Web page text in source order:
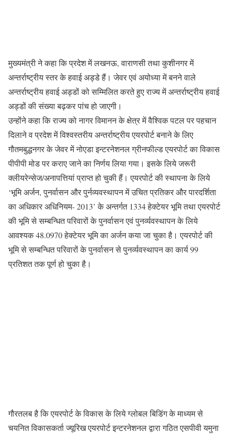
मुख्यमंत्री ने कहा कि प्रदेश में लखनऊ, वाराणसी तथा कुशीनगर में
अन्तर्राष्ट्रीय स्तर के हवाई अड्डे हैं। जेवर एवं अयोध्या में बनने वाले
अन्तर्राष्ट्रीय हवाई अड्डों को सम्मिलित करते हुए राज्य में अन्तर्राष्ट्रीय हवाई
अड्डों की संख्या बढ़कर पांच हो जाएगी।
उन्होंने कहा कि राज्य को नागर विमानन के क्षेत्र में वैश्विक पटल पर पहचान
दिलाने व प्रदेश में विश्वस्तरीय अन्तर्राष्ट्रीय एयरपोर्ट बनाने के लिए
गौतमबुद्धनगर के जेवर में नोएडा इन्टरनेशनल ग्रीनफील्ड एयरपोर्ट का विकास
पीपीपी मोड पर कराए जाने का निर्णय लिया गया। इसके लिये जरूरी
क्लीयरेन्सेज/अनापत्तियां प्राप्त हो चुकी हैं। एयरपोर्ट की स्थापना के लिये
‘भूमि अर्जन, पुनर्वासन और पुर्नव्यवस्थापन में उचित प्रतिकर और पारदर्शिता
का अधिकार अधिनियम- 2013’ के अन्तर्गत 1334 हेक्टेयर भूमि तथा एयरपोर्ट
की भूमि से सम्बन्धित परिवारों के पुनर्वासन एवं पुनर्व्यवस्थापन के लिये
आवश्यक 48.0970 हेक्टेयर भूमि का अर्जन कया जा चुका है। एयरपोर्ट की
भूमि से सम्बन्धित परिवारों के पुनर्वासन से पुनर्व्यवस्थापन का कार्य 99
प्रतिशत तक पूर्ण हो चुका है।
गौरतलब है कि एयरपोर्ट के विकास के लिये ग्लोबल बिडिंग के माध्यम से
चयनित विकासकर्ता ज्यूरिख एयरपोर्ट इन्टरनेशनल द्वारा गठित एसपीवी यमुना